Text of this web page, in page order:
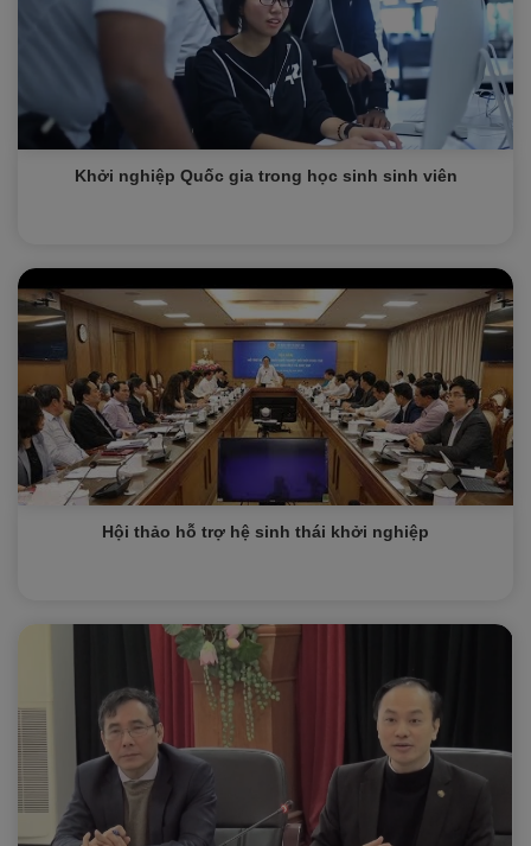
Khởi nghiệp Quốc gia trong học sinh sinh viên
Hội thảo hỗ trợ hệ sinh thái khởi nghiệp